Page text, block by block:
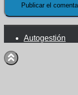
Autogestión